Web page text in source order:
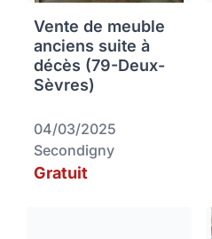
Vente de meuble
anciens suite à
décès (79-Deux-
Sèvres)
04/03/2025
Secondigny
Gratuit